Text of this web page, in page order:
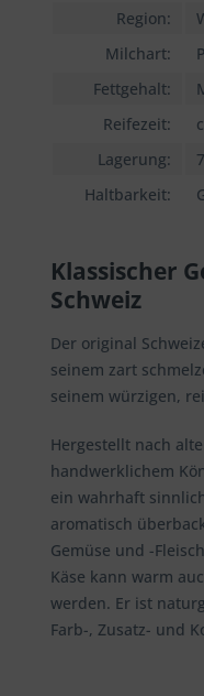
Region:
Milchart:
Fettgehalt:
Reifezeit:
Lagerung:
Haltbarkeit:
Klassischer
Schweiz
Der original
seinem zart
seinem würzigen,
Hergestellt nach
handwerklichem
ein wahrhaft
aromatisch
Gemüse und -
Käse kann warm
werden. Er ist
Farb-, Zusatz- und